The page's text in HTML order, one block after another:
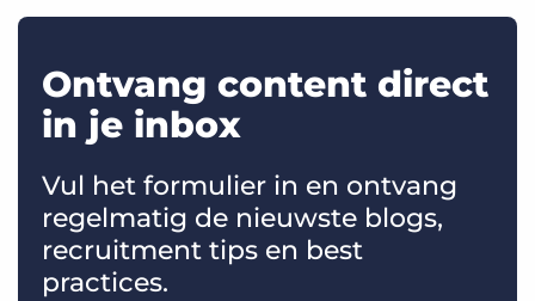
Ontvang content direct
in je inbox
Vul het formulier in en ontvang
regelmatig de nieuwste blogs,
recruitment tips en best
practices.